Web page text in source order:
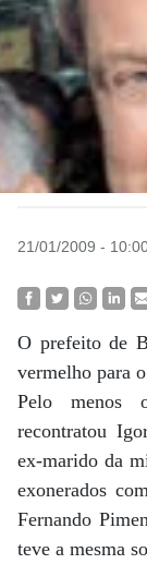
21/01/2009 -
O prefeito de
vermelho para
Pelo menos
recontratou
ex-marido da
exonerados
Fernando
teve a mesma